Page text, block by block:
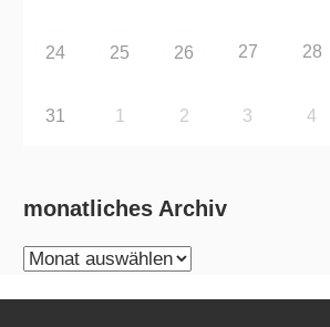
24 25 26 27 28
31 1 2 3 4
monatliches Archiv
monatliches